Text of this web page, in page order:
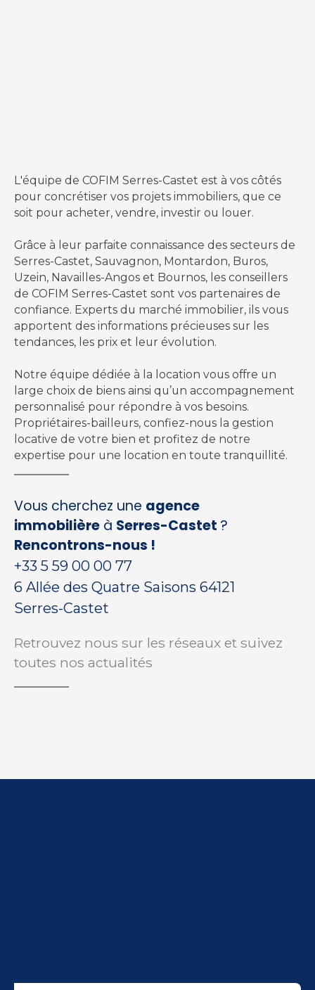
L'équipe de COFIM Serres-Castet est à vos côtés
pour concrétiser vos projets immobiliers, que ce
soit pour acheter, vendre, investir ou louer.
Grâce à leur parfaite connaissance des secteurs de
Serres-Castet, Sauvagnon, Montardon, Buros,
Uzein, Navailles-Angos et Bournos, les conseillers
de COFIM Serres-Castet sont vos partenaires de
confiance. Experts du marché immobilier, ils vous
apportent des informations précieuses sur les
tendances, les prix et leur évolution.
Notre équipe dédiée à la location vous offre un
large choix de biens ainsi qu’un accompagnement
personnalisé pour répondre à vos besoins.
Propriétaires-bailleurs, confiez-nous la gestion
locative de votre bien et profitez de notre
expertise pour une location en toute tranquillité.
Vous cherchez une agence
immobilière à Serres-Castet ?
Rencontrons-nous !
+33 5 59 00 00 77
6 Allée des Quatre Saisons 64121
Serres-Castet
Retrouvez nous sur les réseaux et suivez
toutes nos actualités